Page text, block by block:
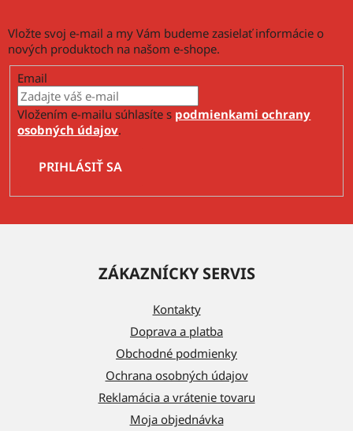
Vložte svoj e-mail a my Vám budeme zasielať informácie o
nových produktoch na našom e-shope.
Email
Vložením e-mailu súhlasíte s podmienkami ochrany
osobných údajov.
PRIHLÁSIŤ SA
ZÁKAZNÍCKY SERVIS
Kontakty
Doprava a platba
Obchodné podmienky
Ochrana osobných údajov
Reklamácia a vrátenie tovaru
Moja objednávka